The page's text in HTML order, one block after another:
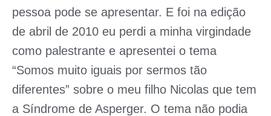
pessoa pode se apresentar. E foi na edição
de abril de 2010 eu perdi a minha virgindade
como palestrante e apresentei o tema
“Somos muito iguais por sermos tão
diferentes” sobre o meu filho Nicolas que tem
a Síndrome de Asperger. O tema não podia